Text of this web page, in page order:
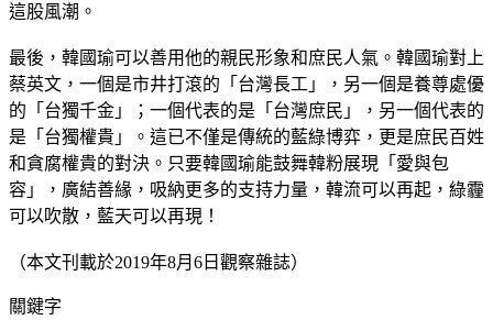
這股風潮。
最後，韓國瑜可以善用他的親民形象和庶民人氣。韓國瑜對上
蔡英文，一個是市井打滾的「台灣長工」，另一個是養尊處優
的「台獨千金」；一個代表的是「台灣庶民」，另一個代表的
是「台獨權貴」。這已不僅是傳統的藍綠博弈，更是庶民百姓
和貪腐權貴的對決。只要韓國瑜能鼓舞韓粉展現「愛與包
容」，廣結善緣，吸納更多的支持力量，韓流可以再起，綠霾
可以吹散，藍天可以再現！
（本文刊載於2019年8月6日觀察雜誌）
關鍵字